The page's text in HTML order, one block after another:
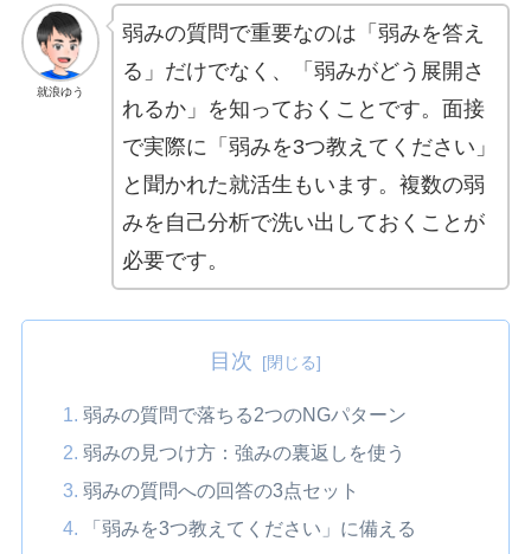
就浪ゆう
弱みの質問で重要なのは「弱みを答え
る」だけでなく、「弱みがどう展開さ
れるか」を知っておくことです。面接
で実際に「弱みを3つ教えてください」
と聞かれた就活生もいます。複数の弱
みを自己分析で洗い出しておくことが
必要です。
目次
弱みの質問で落ちる2つのNGパターン
弱みの見つけ方：強みの裏返しを使う
弱みの質問への回答の3点セット
「弱みを3つ教えてください」に備える